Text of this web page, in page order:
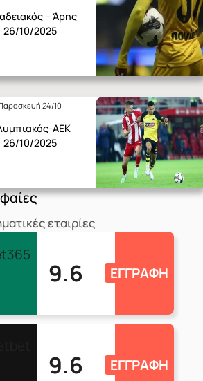
– Άρης
26/10/2025
24/10
ΑΕΚ
26/10/2025
εταιρίες
9.6 ΕΓΓΡΑΦΗ
9.6 ΕΓΓΡΑΦΗ